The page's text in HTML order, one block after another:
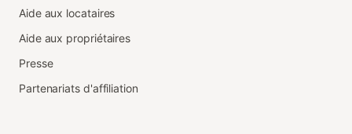
Aide aux locataires
Aide aux propriétaires
Presse
Partenariats d'affiliation